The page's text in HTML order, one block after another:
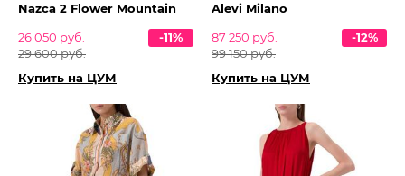
Nazca 2 Flower Mountain
26 050 руб.
29 600 руб.
-11%
Купить на ЦУМ
Alevi Milano
87 250 руб.
99 150 руб.
-12%
Купить на ЦУМ